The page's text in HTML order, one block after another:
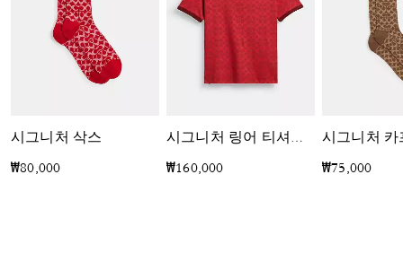
시그니처 삭스
₩80,000
시그니처 링어 티셔츠 인 오가닉 코튼
₩160,000
시그니처 카
₩75,000